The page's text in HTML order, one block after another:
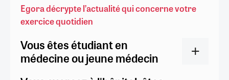
Egora décrypte l’actualité qui concerne votre
exercice quotidien
Vous êtes étudiant en
médecine ou jeune médecin